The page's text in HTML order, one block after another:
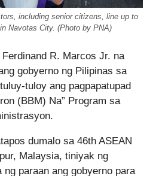
including senior citizens, line up to
Navotas City. (Photo by PNA)
Ferdinand R. Marcos Jr. na
gobyerno ng Pilipinas sa
tuloy ang pagpapatupad
(BBM) Na” Program sa
dumalo sa 46th ASEAN
Malaysia, tiniyak ng
ng paraan ang gobyerno para